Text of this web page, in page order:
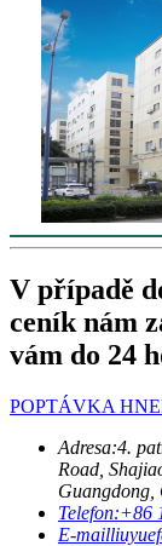
V případě
ceník nám
vám do 24
POPTÁVKA
Adresa:4.
Road,
Guangdong,
Telefon:+86
E-mail